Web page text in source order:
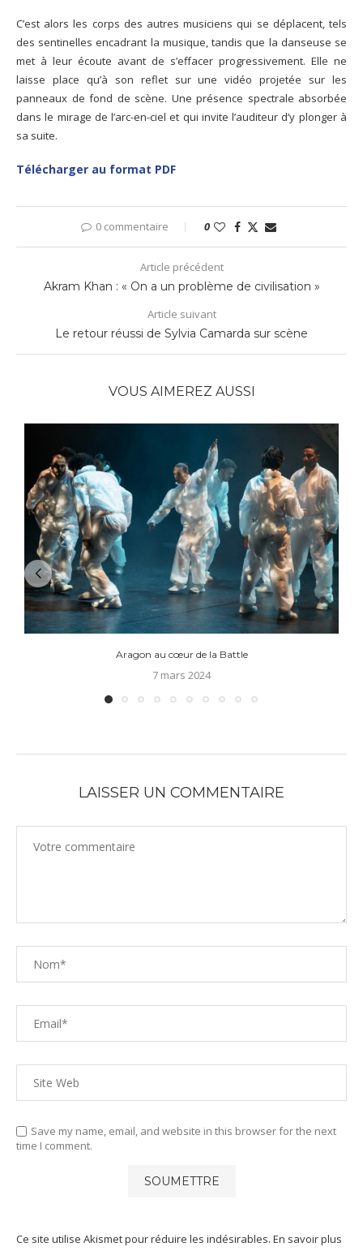
C’est alors les corps des autres musiciens qui se déplacent, tels
des sentinelles encadrant la musique, tandis que la danseuse se
met à leur écoute avant de s’effacer progressivement. Elle ne
laisse place qu’à son reflet sur une vidéo projetée sur les
panneaux de fond de scène. Une présence spectrale absorbée
dans le mirage de l’arc-en-ciel et qui invite l’auditeur d’y plonger à
sa suite.
Télécharger au format PDF
0 commentaire 0
Article précédent
Akram Khan : « On a un problème de civilisation »
Article suivant
Le retour réussi de Sylvia Camarda sur scène
VOUS AIMEREZ AUSSI
Aragon au cœur de la Battle
7 mars 2024
LAISSER UN COMMENTAIRE
Save my name, email, and website in this browser for the next
time I comment.
Ce site utilise Akismet pour réduire les indésirables. En savoir plus